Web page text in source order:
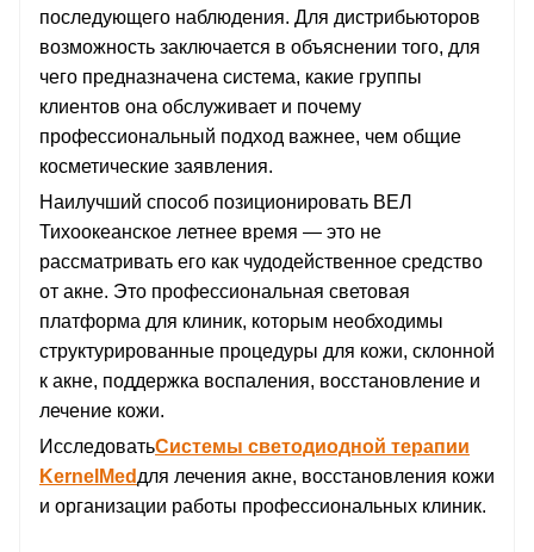
последующего наблюдения. Для дистрибьюторов
возможность заключается в объяснении того, для
чего предназначена система, какие группы
клиентов она обслуживает и почему
профессиональный подход важнее, чем общие
косметические заявления.
Наилучший способ позиционировать ВЕЛ
Тихоокеанское летнее время — это не
рассматривать его как чудодейственное средство
от акне. Это профессиональная световая
платформа для клиник, которым необходимы
структурированные процедуры для кожи, склонной
к акне, поддержка воспаления, восстановление и
лечение кожи.
ИсследоватьСистемы светодиодной терапии
KernelMedдля лечения акне, восстановления кожи
и организации работы профессиональных клиник.